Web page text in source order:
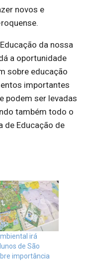
novos e
da nossa
a oportunidade
sobre educação
importantes
podem ser levadas
também todo o
de Educação de
irá
de São
importância